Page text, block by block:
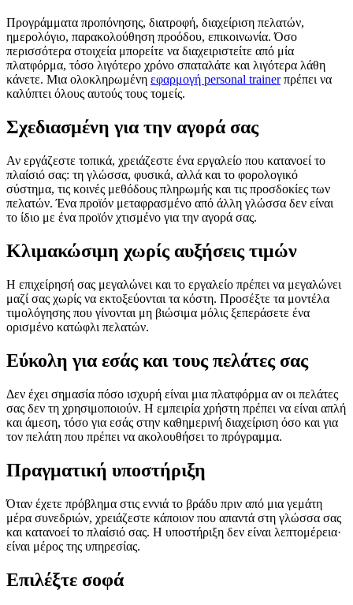
Προγράμματα προπόνησης, διατροφή, διαχείριση πελατών,
ημερολόγιο, παρακολούθηση προόδου, επικοινωνία. Όσο
περισσότερα στοιχεία μπορείτε να διαχειριστείτε από μία
πλατφόρμα, τόσο λιγότερο χρόνο σπαταλάτε και λιγότερα λάθη
κάνετε. Μια ολοκληρωμένη εφαρμογή personal trainerπρέπει να
καλύπτει όλους αυτούς τους τομείς.
Σχεδιασμένη για την αγορά σας
Αν εργάζεστε τοπικά, χρειάζεστε ένα εργαλείο που κατανοεί το
πλαίσιό σας: τη γλώσσα, φυσικά, αλλά και το φορολογικό
σύστημα, τις κοινές μεθόδους πληρωμής και τις προσδοκίες των
πελατών. Ένα προϊόν μεταφρασμένο από άλλη γλώσσα δεν είναι
το ίδιο με ένα προϊόν χτισμένο για την αγορά σας.
Κλιμακώσιμη χωρίς αυξήσεις τιμών
Η επιχείρησή σας μεγαλώνει και το εργαλείο πρέπει να μεγαλώνει
μαζί σας χωρίς να εκτοξεύονται τα κόστη. Προσέξτε τα μοντέλα
τιμολόγησης που γίνονται μη βιώσιμα μόλις ξεπεράσετε ένα
ορισμένο κατώφλι πελατών.
Εύκολη για εσάς και τους πελάτες σας
Δεν έχει σημασία πόσο ισχυρή είναι μια πλατφόρμα αν οι πελάτες
σας δεν τη χρησιμοποιούν. Η εμπειρία χρήστη πρέπει να είναι απλή
και άμεση, τόσο για εσάς στην καθημερινή διαχείριση όσο και για
τον πελάτη που πρέπει να ακολουθήσει το πρόγραμμα.
Πραγματική υποστήριξη
Όταν έχετε πρόβλημα στις εννιά το βράδυ πριν από μια γεμάτη
μέρα συνεδριών, χρειάζεστε κάποιον που απαντά στη γλώσσα σας
και κατανοεί το πλαίσιό σας. Η υποστήριξη δεν είναι λεπτομέρεια·
είναι μέρος της υπηρεσίας.
Επιλέξτε σοφά